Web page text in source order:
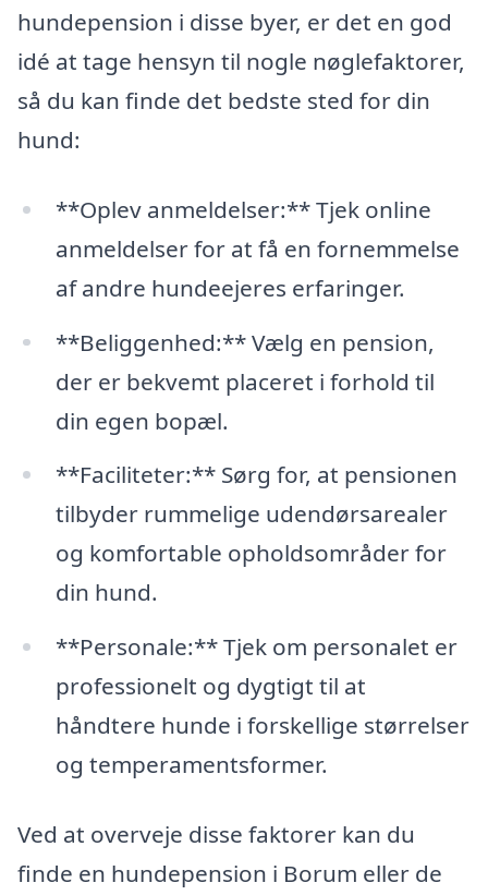
hundepension i disse byer, er det en god
idé at tage hensyn til nogle nøglefaktorer,
så du kan finde det bedste sted for din
hund:
**Oplev anmeldelser:** Tjek online
anmeldelser for at få en fornemmelse
af andre hundeejeres erfaringer.
**Beliggenhed:** Vælg en pension,
der er bekvemt placeret i forhold til
din egen bopæl.
**Faciliteter:** Sørg for, at pensionen
tilbyder rummelige udendørsarealer
og komfortable opholdsområder for
din hund.
**Personale:** Tjek om personalet er
professionelt og dygtigt til at
håndtere hunde i forskellige størrelser
og temperamentsformer.
Ved at overveje disse faktorer kan du
finde en hundepension i Borum eller de